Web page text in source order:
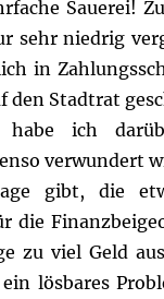
Sauerei!
sehr niedrig
in
den Stadtrat
habe ich
verwundert
gibt, die
die
zu viel Geld
lösbares